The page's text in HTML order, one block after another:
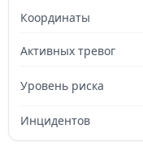
Координаты
Активных тревог
Уровень риска
Инцидентов